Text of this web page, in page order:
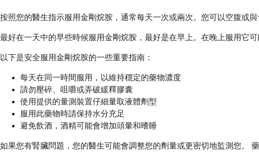
按照您的醫生指示服用金剛烷胺，通常每天一次或兩次。您可以空腹或
最好在一天中的早些時候服用金剛烷胺，最好是在早上。在晚上服用它
以下是安全服用金剛烷胺的一些重要指南：
每天在同一時間服用，以維持穩定的藥物濃度
請勿壓碎、咀嚼或弄破緩釋膠囊
使用提供的量測裝置仔細量取液體劑型
服用此藥物時請保持水分充足
避免飲酒，酒精可能會增加頭暈和嗜睡
如果您有腎臟問題，您的醫生可能會調整您的劑量或更密切地監測您。